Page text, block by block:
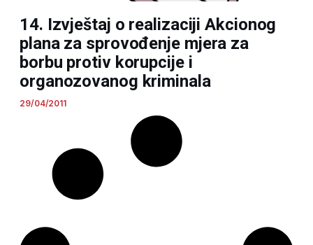
14. Izvještaj o realizaciji Akcionog
plana za sprovođenje mjera za
borbu protiv korupcije i
organozovanog kriminala
29/04/2011